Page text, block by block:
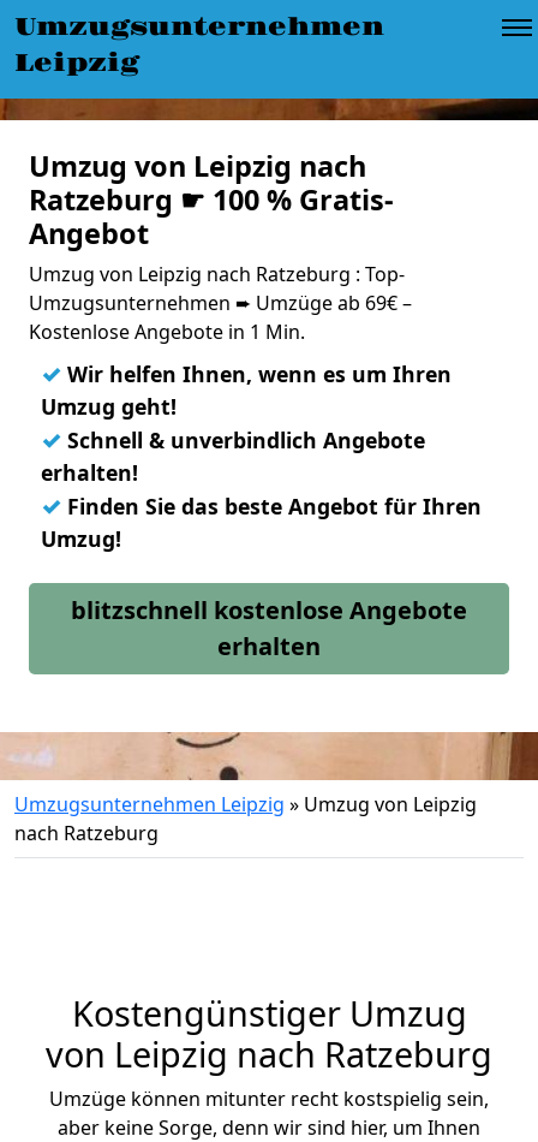
Umzugsunternehmen
Leipzig
Umzug von Leipzig nach
Ratzeburg ☛ 100 % Gratis-
Angebot
Umzug von Leipzig nach Ratzeburg : Top-
Umzugsunternehmen ➨ Umzüge ab 69€ –
Kostenlose Angebote in 1 Min.
✓ Wir helfen Ihnen, wenn es um Ihren
Umzug geht!
✓ Schnell & unverbindlich Angebote
erhalten!
✓ Finden Sie das beste Angebot für Ihren
Umzug!
blitzschnell kostenlose Angebote
erhalten
Umzugsunternehmen Leipzig » Umzug von Leipzig
nach Ratzeburg
Kostengünstiger Umzug
von Leipzig nach Ratzeburg
Umzüge können mitunter recht kostspielig sein,
aber keine Sorge, denn wir sind hier, um Ihnen